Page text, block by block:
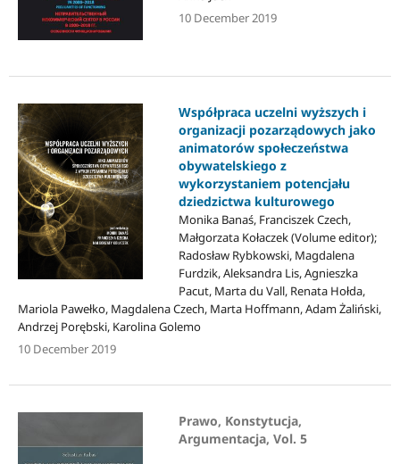
10 December 2019
Współpraca uczelni wyższych i
organizacji pozarządowych jako
animatorów społeczeństwa
obywatelskiego z
wykorzystaniem potencjału
dziedzictwa kulturowego
Monika Banaś, Franciszek Czech,
Małgorzata Kołaczek (Volume editor);
Radosław Rybkowski, Magdalena
Furdzik, Aleksandra Lis, Agnieszka
Pacut, Marta du Vall, Renata Hołda,
Mariola Pawełko, Magdalena Czech, Marta Hoffmann, Adam Żaliński,
Andrzej Porębski, Karolina Golemo
10 December 2019
Prawo, Konstytucja,
Argumentacja, Vol. 5